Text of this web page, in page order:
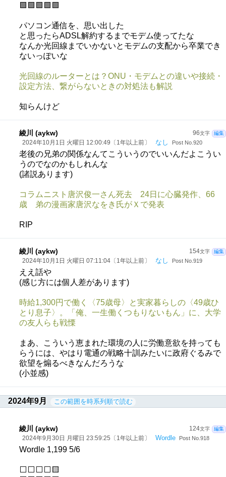
🟩🟩🟩🟩🟩
パソコン通信を、思い出した
と思ったらADSL解約するまでモデム使ってたな
なんか光回線までいかないとモデムの支配から卒業でき
ないっぽいな
光回線のルーターとは？ONU・モデムとの違いや接続・
設定方法、繋がらないときの対処法も解説
知らんけど
96文字 編集
綾川 (aykw)
2024年10月1日 火曜日 12:00:49〔1年以上前〕 なし Post No.920
老後の兄弟の関係なんてこういうのでいいんだよこうい
うのでなのかもしれんな
(諸説あります)
コラムニスト唐沢俊一さん死去 24日に心臓発作、66
歳 弟の漫画家唐沢なをき氏がＸで発表
RIP
154文字 編集
綾川 (aykw)
2024年10月1日 火曜日 07:11:04〔1年以上前〕 なし Post No.919
ええ話や
(感じ方には個人差があります)
時給1,300円で働く〈75歳母〉と実家暮らしの〈49歳ひ
とり息子〉。「俺、一生働くつもりないもん」に、大学
の友人らも戦慄
まあ、こういう恵まれた環境の人に労働意欲を持っても
らうには、やはり電通の戦略十訓みたいに政府ぐるみで
欲望を煽るべきなんだろうな
(小並感)
2024年9月 この範囲を時系列順で読む
124文字 編集
綾川 (aykw)
2024年9月30日 月曜日 23:59:25〔1年以上前〕 Wordle Post No.918
Wordle 1,199 5/6
⬜⬜⬜⬜🟨